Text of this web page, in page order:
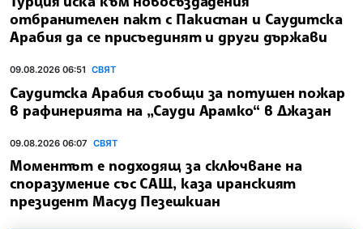
отбранителен пакт с Пакистан и Саудитска
Арабия да се присъединят и други държави
09.08.2026 06:51 СВЯТ
Саудитска Арабия съобщи за потушен пожар
в рафинерията на „Сауди Арамко“ в Джазан
09.08.2026 06:07 СВЯТ
Моментът е подходящ за сключване на
споразумение със САЩ, каза иранският
президент Масуд Пезешкиан